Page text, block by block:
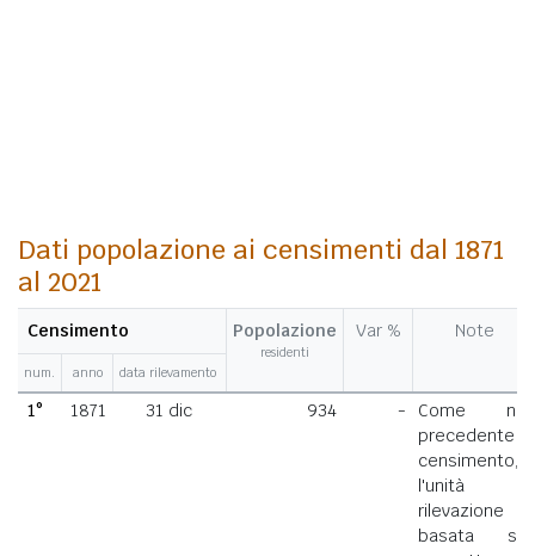
Dati popolazione ai censimenti dal 1871
al 2021
Censimento Popolazione
residenti
Var % Note
num. anno data rilevamento
1° 1871 31 dic 934 -
Come nel
precedente
censimento,
l'unità di
rilevazione
basata sul